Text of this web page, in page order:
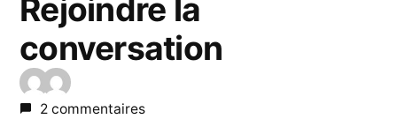
Rejoindre la
conversation
2 commentaires